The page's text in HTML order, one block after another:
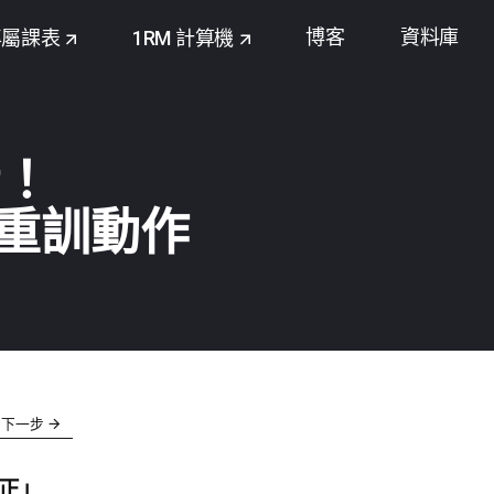
課表 1RM 計算機 博客 資料庫
訓動作
下一步